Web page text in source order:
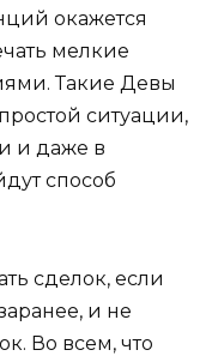
окажется
мелкие
Такие Девы
ситуации,
и даже в
способ
сделок, если
и не
Во всем, что